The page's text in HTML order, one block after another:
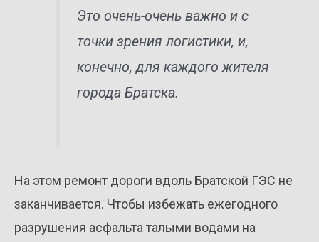
Это очень-очень важно и с
точки зрения логистики, и,
конечно, для каждого жителя
города Братска.
На этом ремонт дороги вдоль Братской ГЭС не
заканчивается. Чтобы избежать ежегодного
разрушения асфальта талыми водами на